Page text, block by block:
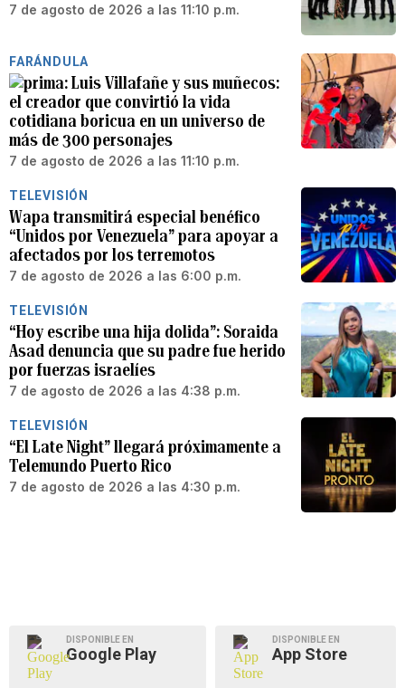
7 de agosto de 2026 a las 11:10 p.m.
FARÁNDULA
Luis Villafañe y sus muñecos:
el creador que convirtió la vida
cotidiana boricua en un universo de
más de 300 personajes
7 de agosto de 2026 a las 11:10 p.m.
TELEVISIÓN
Wapa transmitirá especial benéfico
“Unidos por Venezuela” para apoyar a
afectados por los terremotos
7 de agosto de 2026 a las 6:00 p.m.
TELEVISIÓN
“Hoy escribe una hija dolida”: Soraida
Asad denuncia que su padre fue herido
por fuerzas israelíes
7 de agosto de 2026 a las 4:38 p.m.
TELEVISIÓN
“El Late Night” llegará próximamente a
Telemundo Puerto Rico
7 de agosto de 2026 a las 4:30 p.m.
DISPONIBLE EN
Google Play
DISPONIBLE EN
App Store